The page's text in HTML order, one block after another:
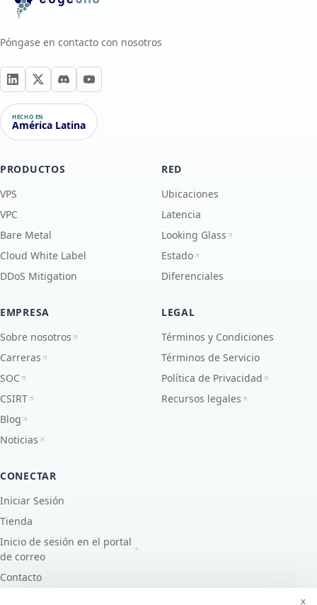
Póngase en contacto con nosotros
HECHO EN
América Latina
PRODUCTOS
VPS
VPC
Bare Metal
Cloud White Label
DDoS Mitigation
RED
Ubicaciones
Latencia
Looking Glass
Estado
Diferenciales
EMPRESA
Sobre nosotros
Carreras
SOC
CSIRT
Blog
Noticias
LEGAL
Términos y Condiciones
Términos de Servicio
Política de Privacidad
Recursos legales
CONECTAR
Iniciar Sesión
Tienda
Inicio de sesión en el portal
de correo
Contacto
x